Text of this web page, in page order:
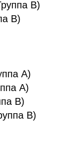
B)
B)
А)
А)
B)
B)